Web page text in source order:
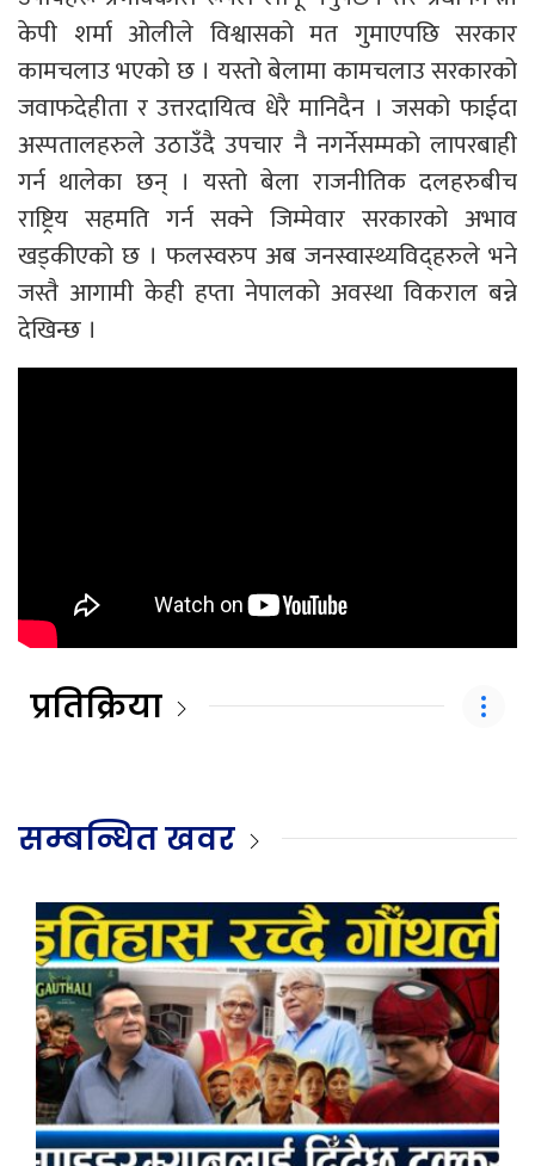
केपी शर्मा ओलीले विश्वासको मत गुमाएपछि सरकार
कामचलाउ भएको छ । यस्तो बेलामा कामचलाउ सरकारको
जवाफदेहीता र उत्तरदायित्व धेरै मानिदैन । जसको फाईदा
अस्पतालहरुले उठाउँदै उपचार नै नगर्नेसम्मको लापरबाही
गर्न थालेका छन् । यस्तो बेला राजनीतिक दलहरुबीच
राष्ट्रिय सहमति गर्न सक्ने जिम्मेवार सरकारको अभाव
खड्कीएको छ । फलस्वरुप अब जनस्वास्थ्यविद्हरुले भने
जस्तै आगामी केही हप्ता नेपालको अवस्था विकराल बन्ने
देखिन्छ ।
प्रतिक्रिया
सम्बन्धित खवर